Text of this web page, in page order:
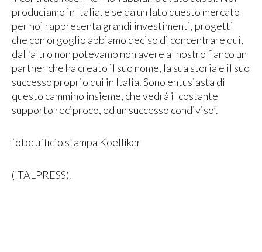
produciamo in Italia, e se da un lato questo mercato
per noi rappresenta grandi investimenti, progetti
che con orgoglio abbiamo deciso di concentrare qui,
dall’altro non potevamo non avere al nostro fianco un
partner che ha creato il suo nome, la sua storia e il suo
successo proprio qui in Italia. Sono entusiasta di
questo cammino insieme, che vedrà il costante
supporto reciproco, ed un successo condiviso”.
foto: ufficio stampa Koelliker
(ITALPRESS).